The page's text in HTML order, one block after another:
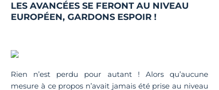
LES AVANCÉES SE FERONT AU NIVEAU
EUROPÉEN, GARDONS ESPOIR !
Rien n’est perdu pour autant ! Alors qu’aucune
mesure à ce propos n’avait jamais été prise au niveau